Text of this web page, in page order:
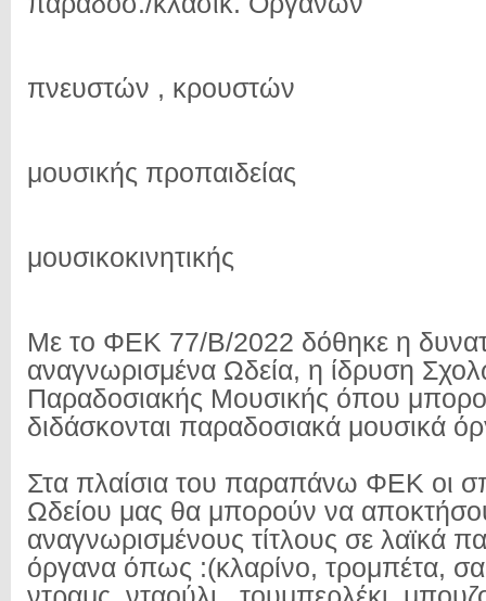
πνευστών , κρουστών
μουσικής προπαιδείας
μουσικοκινητικής
Με το ΦΕΚ 77/Β/2022 δόθηκε η
αναγνωρισμένα Ωδεία, η ίδρυση
Παραδοσιακής Μουσικής όπου
διδάσκονται παραδοσιακά μουσικά
Στα πλαίσια του παραπάνω ΦΕΚ οι
Ωδείου μας θα μπορούν να
αναγνωρισμένους τίτλους σε λαϊκά
όργανα όπως :(κλαρίνο, τρομπέτα,